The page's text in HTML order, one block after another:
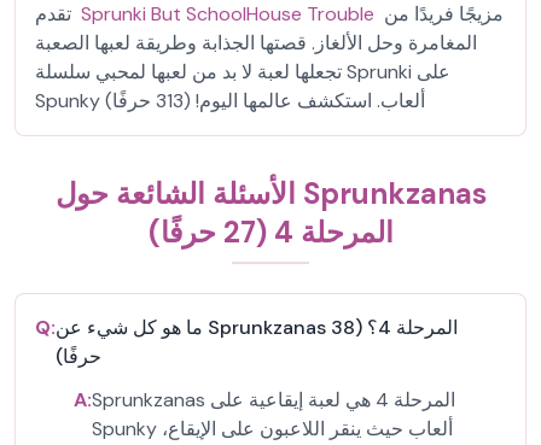
Sprunki But SchoolHouse Trouble
المغامرة وحل الألغاز. قصتها الجذابة وطريقة لعبها الصعبة
تجعلها لعبة لا بد من لعبها لمحبي سلسلة Sprunki على
Spunky ألعاب. استكشف عالمها اليوم! (313 حرفًا)
الأسئلة الشائعة حول Sprunkzanas
المرحلة 4 (27 حرفًا)
Q:ما هو كل شيء عن Sprunkzanas المرحلة 4؟ (38
حرفًا)
A:Sprunkzanas المرحلة 4 هي لعبة إيقاعية على
Spunky ألعاب حيث ينقر اللاعبون على الإيقاع،